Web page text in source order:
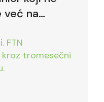
već na
FTN
tromesečni